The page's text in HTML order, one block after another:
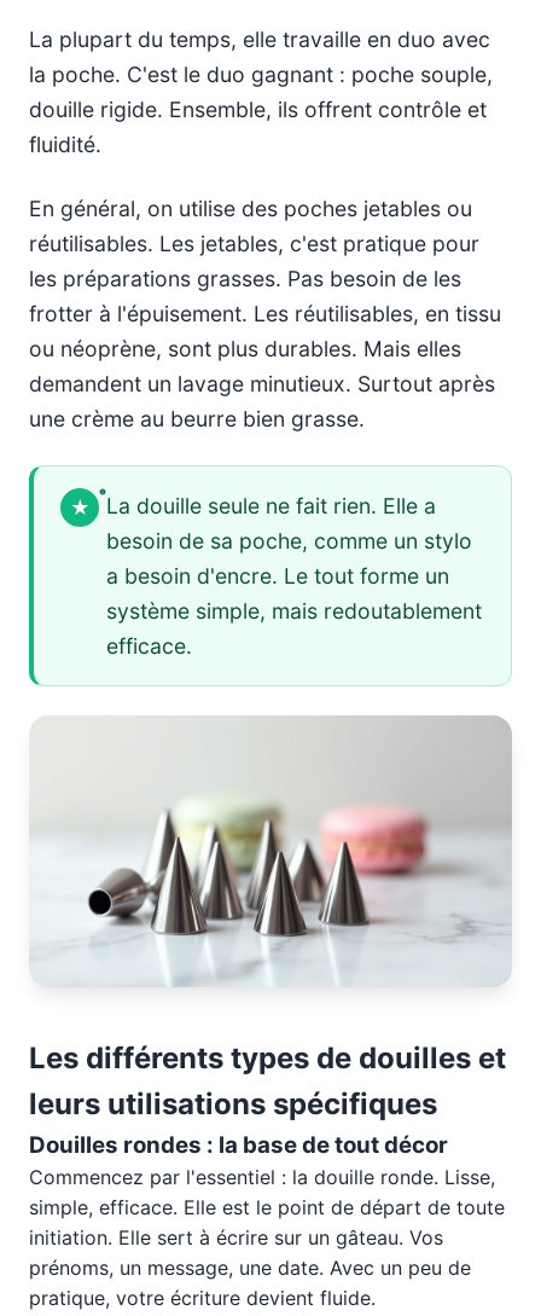
La plupart du temps, elle travaille en duo avec
la poche. C'est le duo gagnant : poche souple,
douille rigide. Ensemble, ils offrent contrôle et
fluidité.
En général, on utilise des poches jetables ou
réutilisables. Les jetables, c'est pratique pour
les préparations grasses. Pas besoin de les
frotter à l'épuisement. Les réutilisables, en tissu
ou néoprène, sont plus durables. Mais elles
demandent un lavage minutieux. Surtout après
une crème au beurre bien grasse.
La douille seule ne fait rien. Elle a
besoin de sa poche, comme un stylo
a besoin d'encre. Le tout forme un
système simple, mais redoutablement
efficace.
Les différents types de douilles et
leurs utilisations spécifiques
Douilles rondes : la base de tout décor
Commencez par l'essentiel : la douille ronde. Lisse,
simple, efficace. Elle est le point de départ de toute
initiation. Elle sert à écrire sur un gâteau. Vos
prénoms, un message, une date. Avec un peu de
pratique, votre écriture devient fluide.